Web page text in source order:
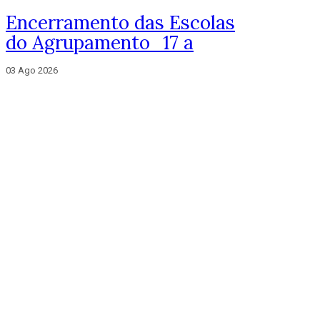
Encerramento das Escolas
do Agrupamento_17 a
03 Ago 2026